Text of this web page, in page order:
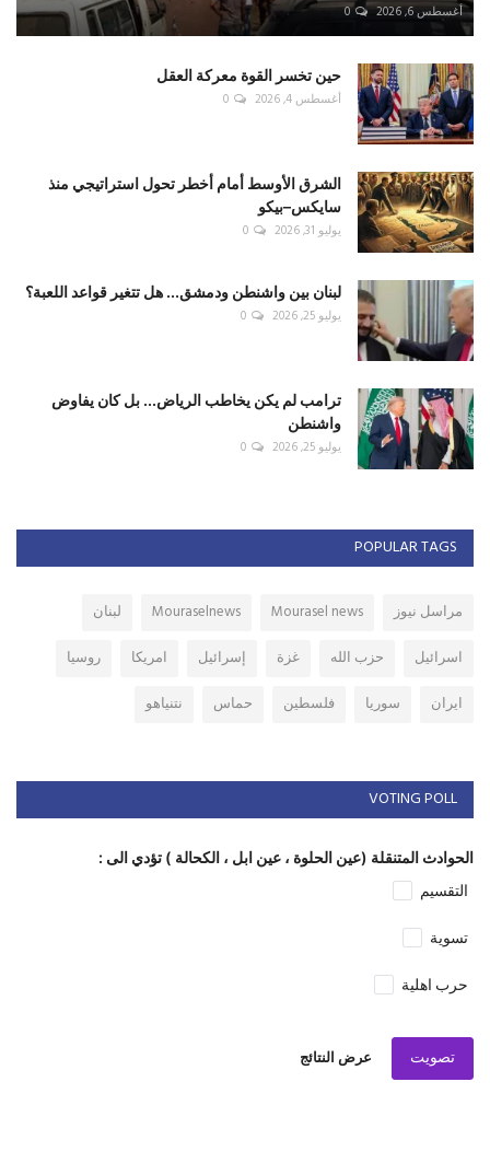
أغسطس 6, 2026 0
حين تخسر القوة معركة العقل
أغسطس 4, 2026 0
الشرق الأوسط أمام أخطر تحول استراتيجي منذ
سايكس–بيكو
يوليو 31, 2026 0
لبنان بين واشنطن ودمشق... هل تتغير قواعد اللعبة؟
يوليو 25, 2026 0
ترامب لم يكن يخاطب الرياض... بل كان يفاوض
واشنطن
يوليو 25, 2026 0
POPULAR TAGS
مراسل نيوز Mourasel news
Mouraselnews
لبنان
اسرائيل
حزب الله غزة إسرائيل امريكا
روسيا
ايران
سوريا فلسطين حماس نتنياهو
VOTING POLL
الحوادث المتنقلة (عين الحلوة ، عين ابل ، الكحالة ) تؤدي الى :
التقسيم
تسوية
حرب اهلية
تصويت عرض النتائج